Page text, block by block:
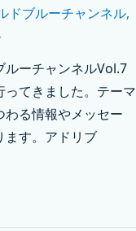
ドブルーチャンネル,
ルーチャンネルVol.7
てきました。テーマ
る情報やメッセー
ます。アドリブ